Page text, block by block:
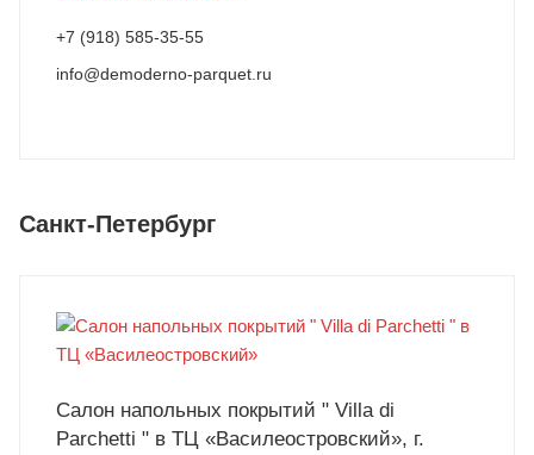
+7 (918) 585-35-55
info@demoderno-parquet.ru
Санкт-Петербург
Салон напольных покрытий " Villa di
Parchetti " в ТЦ «Василеостровский», г.